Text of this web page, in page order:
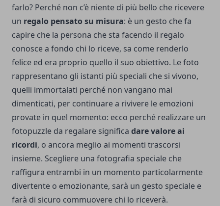
farlo? Perché non c’è niente di più bello che ricevere
un regalo pensato su misura: è un gesto che fa
capire che la persona che sta facendo il regalo
conosce a fondo chi lo riceve, sa come renderlo
felice ed era proprio quello il suo obiettivo. Le foto
rappresentano gli istanti più speciali che si vivono,
quelli immortalati perché non vangano mai
dimenticati, per continuare a rivivere le emozioni
provate in quel momento: ecco perché realizzare un
fotopuzzle da regalare significa dare valore ai
ricordi, o ancora meglio ai momenti trascorsi
insieme. Scegliere una fotografia speciale che
raffigura entrambi in un momento particolarmente
divertente o emozionante, sarà un gesto speciale e
farà di sicuro commuovere chi lo riceverà.